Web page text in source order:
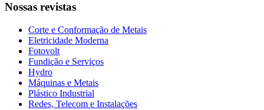
Nossas revistas
Corte e Conformação de Metais
Eletricidade Moderna
Fotovolt
Fundição e Serviços
Hydro
Máquinas e Metais
Plástico Industrial
Redes, Telecom e Instalações